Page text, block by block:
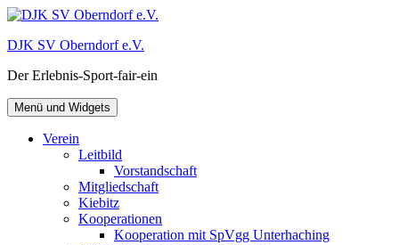
Zum
springen
DJK SV Oberndorf e.V.
Der Erlebnis-Sport-fair-ein
Menü und Widgets
Verein
Leitbild
Vorstandschaft
Mitgliedschaft
Kiebitz
Kooperationen
Kooperation mit SpVgg Unterhaching